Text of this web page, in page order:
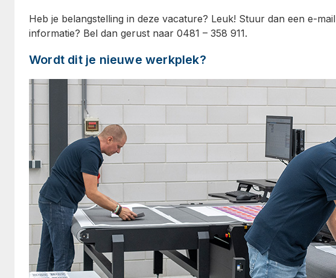
Heb je belangstelling in deze vacature? Leuk! Stuur dan een e-
informatie? Bel dan gerust naar 0481 – 358 911.
Wordt dit je nieuwe werkplek?